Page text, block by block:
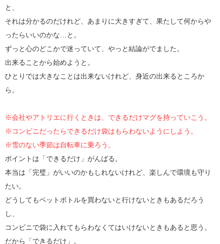
と、
それは分かるのだけれど、あまりに大きすぎて、果たして何からや
ったらいいのかな…と。
ずっと心のどこかで迷っていて、やっと結論がでました。
出来ることから始めようと。
ひとりでは大きなことは出来ないけれど、身近の出来るところか
ら。
※会社やアトリエに行くときは、できるだけマグを持っていこう。
※コンビニだったらできるだけ袋はもらわないようにしよう。
※雪のない季節は自転車に乗ろう。
ポイントは「できるだけ」がんばる。
本当は「完璧」がいいのかもしれないけれど、楽しんで環境も守り
たい。
どうしてもペットボトルを買わないと行けないときもあるだろう
し、
コンビニで袋に入れてもらわなくてはいけないときもあると思う。
だから「できるだけ」。